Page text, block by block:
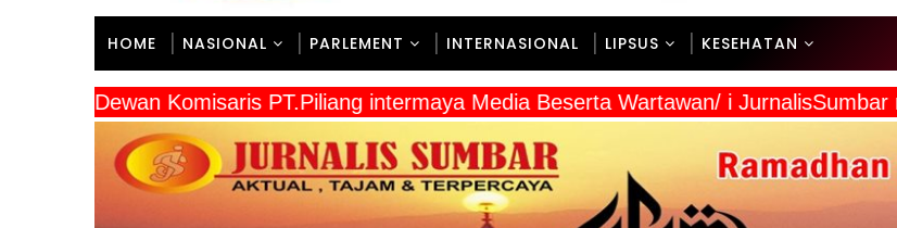
HOME NASIONAL PARLEMENT INTERNASIONAL LIPSUS KESEHATAN
" Dewan Komisaris PT.Piliang intermaya Media Beserta Wartawan/ i